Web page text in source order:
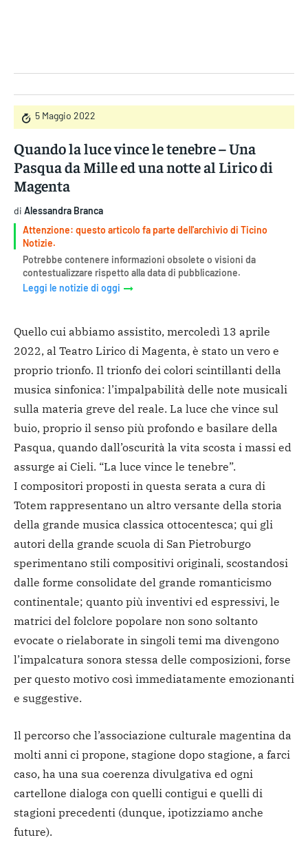
5 Maggio 2022
Quando la luce vince le tenebre – Una
Pasqua da Mille ed una notte al Lirico di
Magenta
di Alessandra Branca
Attenzione: questo articolo fa parte dell'archivio di Ticino
Notizie.
Potrebbe contenere informazioni obsolete o visioni da
contestualizzare rispetto alla data di pubblicazione.
Leggi le notizie di oggi
Quello cui abbiamo assistito, mercoledì 13 aprile
2022, al Teatro Lirico di Magenta, è stato un vero e
proprio trionfo. Il trionfo dei colori scintillanti della
musica sinfonica: l’impalpabilità delle note musicali
sulla materia greve del reale. La luce che vince sul
buio, proprio il senso più profondo e basilare della
Pasqua, quando dall’oscurità la vita scosta i massi ed
assurge ai Cieli. “La luce vince le tenebre”.
I compositori proposti in questa serata a cura di
Totem rappresentano un altro versante della storia
della grande musica classica ottocentesca; qui gli
autori della grande scuola di San Pietroburgo
sperimentano stili compositivi originali, scostandosi
dalle forme consolidate del grande romanticismo
continentale; quanto più inventivi ed espressivi, le
matrici del folclore popolare non sono soltanto
evocate o rielaborate in singoli temi ma divengono
l’impalcatura sonora stessa delle composizioni, forse
per questo motivo così immediatamente emozionanti
e suggestive.
Il percorso che l’associazione culturale magentina da
molti anni ci propone, stagione dopo stagione, a farci
caso, ha una sua coerenza divulgativa ed ogni
cartellone dialoga con quelli contigui e quelli di
stagioni precedenti (dunque, ipotizziamo anche
future).